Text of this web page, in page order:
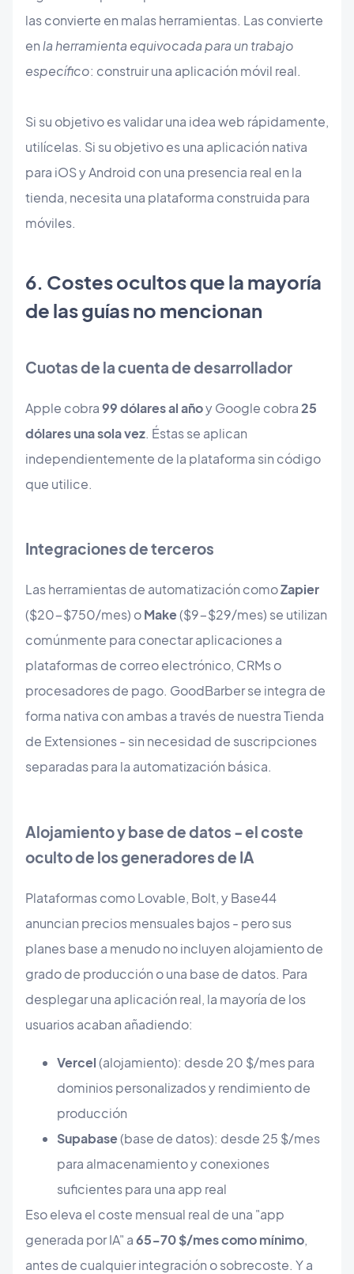
las convierte en malas herramientas. Las convierte
enla herramienta equivocada para un trabajo
específico: construir una aplicación móvil real.
Si su objetivo es validar una idea web rápidamente,
utilícelas. Si su objetivo es una aplicación nativa
para iOS y Android con una presencia real en la
tienda, necesita una plataforma construida para
móviles.
6. Costes ocultos que la mayoría
de las guías no mencionan
Cuotas de la cuenta de desarrollador
Apple cobra99 dólares al añoy Google cobra25
dólares una sola vez. Éstas se aplican
independientemente de la plataforma sin código
que utilice.
Integraciones de terceros
Las herramientas de automatización comoZapier
($20-$750/mes) oMake($9-$29/mes) se utilizan
comúnmente para conectar aplicaciones a
plataformas de correo electrónico, CRMs o
procesadores de pago. GoodBarber se integra de
forma nativa con ambas a través de nuestra Tienda
de Extensiones - sin necesidad de suscripciones
separadas para la automatización básica.
Alojamiento y base de datos - el coste
oculto de los generadores de IA
Plataformas como Lovable, Bolt, y Base44
anuncian precios mensuales bajos - pero sus
planes base a menudo no incluyen alojamiento de
grado de producción o una base de datos. Para
desplegar una aplicación real, la mayoría de los
usuarios acaban añadiendo:
Vercel(alojamiento): desde 20 $/mes para
dominios personalizados y rendimiento de
producción
Supabase(base de datos): desde 25 $/mes
para almacenamiento y conexiones
suficientes para una app real
Eso eleva el coste mensual real de una "app
generada por IA" a65-70 $/mes como mínimo,
antes de cualquier integración o sobrecoste. Y a